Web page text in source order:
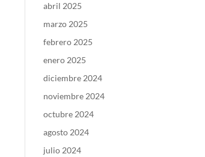
abril 2025
marzo 2025
febrero 2025
enero 2025
diciembre 2024
noviembre 2024
octubre 2024
agosto 2024
julio 2024